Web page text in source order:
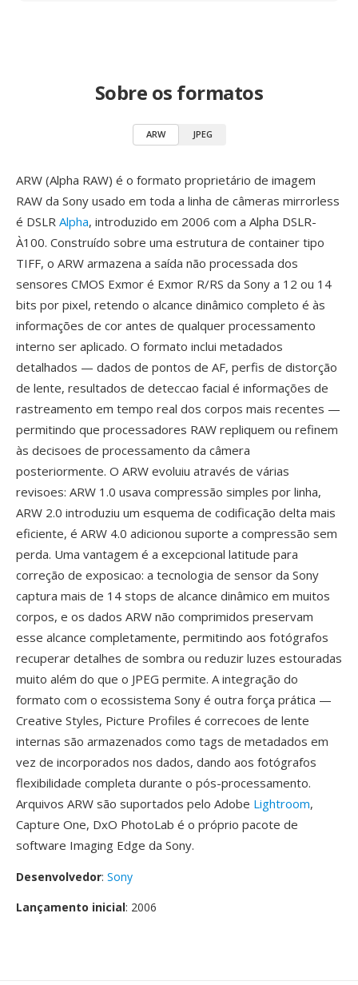
Sobre os formatos
ARW JPEG
ARW (Alpha RAW) é o formato proprietário de imagem
RAW da Sony usado em toda a linha de câmeras mirrorless
é DSLR Alpha, introduzido em 2006 com a Alpha DSLR-
À100. Construído sobre uma estrutura de container tipo
TIFF, o ARW armazena a saída não processada dos
sensores CMOS Exmor é Exmor R/RS da Sony a 12 ou 14
bits por pixel, retendo o alcance dinâmico completo é às
informações de cor antes de qualquer processamento
interno ser aplicado. O formato inclui metadados
detalhados — dados de pontos de AF, perfis de distorção
de lente, resultados de deteccao facial é informações de
rastreamento em tempo real dos corpos mais recentes —
permitindo que processadores RAW repliquem ou refinem
às decisoes de processamento da câmera
posteriormente. O ARW evoluiu através de várias
revisoes: ARW 1.0 usava compressão simples por linha,
ARW 2.0 introduziu um esquema de codificação delta mais
eficiente, é ARW 4.0 adicionou suporte a compressão sem
perda. Uma vantagem é a excepcional latitude para
correção de exposicao: a tecnologia de sensor da Sony
captura mais de 14 stops de alcance dinâmico em muitos
corpos, e os dados ARW não comprimidos preservam
esse alcance completamente, permitindo aos fotógrafos
recuperar detalhes de sombra ou reduzir luzes estouradas
muito além do que o JPEG permite. A integração do
formato com o ecossistema Sony é outra força prática —
Creative Styles, Picture Profiles é correcoes de lente
internas são armazenados como tags de metadados em
vez de incorporados nos dados, dando aos fotógrafos
flexibilidade completa durante o pós-processamento.
Arquivos ARW são suportados pelo Adobe Lightroom,
Capture One, DxO PhotoLab é o próprio pacote de
software Imaging Edge da Sony.
Desenvolvedor: Sony
Lançamento inicial: 2006